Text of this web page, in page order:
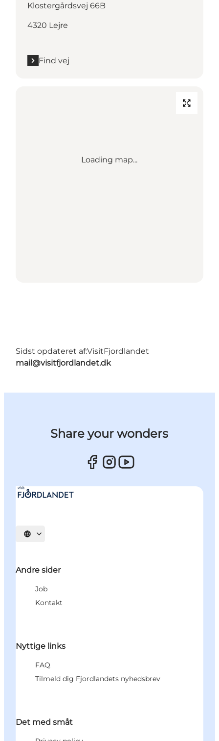
Klostergårdsvej 66B
4320 Lejre
Find vej
Loading map...
Sidst opdateret af:VisitFjordlandet
mail@visitfjordlandet.dk
Share your wonders
Vælg sprog
Andre sider
Job
Kontakt
Nyttige links
FAQ
Tilmeld dig Fjordlandets nyhedsbrev
Det med småt